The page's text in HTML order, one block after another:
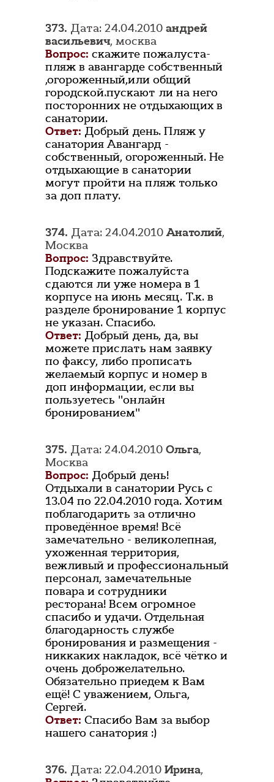
373. Дата: 24.04.2010 андрей
васильевич, москва
Вопрос: скажите пожалуста-
пляж в авангарде собственный
,огороженный,или общий
городской.пускают ли на него
посторонних не отдыхающих в
санатории.
Ответ: Добрый день. Пляж у
санатория Авангард -
собственный, огороженный. Не
отдыхающие в санатории
могут пройти на пляж только
за доп плату.
374. Дата: 24.04.2010Анатолий,
Москва
Вопрос: Здравствуйте.
Подскажите пожалуйста
сдаются ли уже номера в 1
корпусе на июнь месяц. Т.к. в
разделе бронирование 1 корпус
не указан. Спасибо.
Ответ: Добрый день, да, вы
можете прислать нам заявку
по факсу, либо прописать
желаемый корпус и номер в
доп информации, если вы
пользуетесь "онлайн
бронированием"
375. Дата: 24.04.2010 Ольга,
Москва
Вопрос: Добрый день!
Отдыхали в санатории Русь с
13.04 по 22.04.2010 года. Хотим
поблагодарить за отлично
проведённое время! Всё
замечательно - великолепная,
ухоженная территория,
вежливый и профессиональный
персонал, замечательные
повара и сотрудники
ресторана! Всем огромное
спасибо и удачи. Отдельная
благодарность службе
бронирования и размещения -
никкаких накладок, всё чётко и
очень доброжелательно.
Обязательно приедем к Вам
ещё! С уважением, Ольга,
Сергей.
Ответ: Спасибо Вам за выбор
нашего санатория :)
376. Дата: 22.04.2010 Ирина,